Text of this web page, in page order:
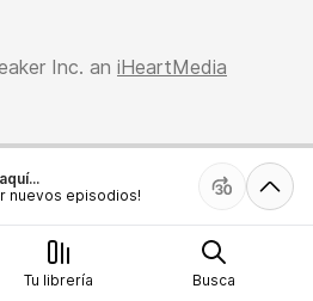
Inc. an iHeartMedia
nuevos episodios!
Tu librería Busca